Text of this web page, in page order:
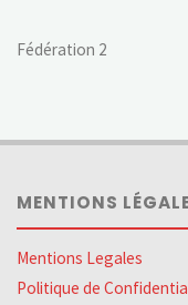
Fédération 2
MENTIONS
Mentions Legales
Politique de